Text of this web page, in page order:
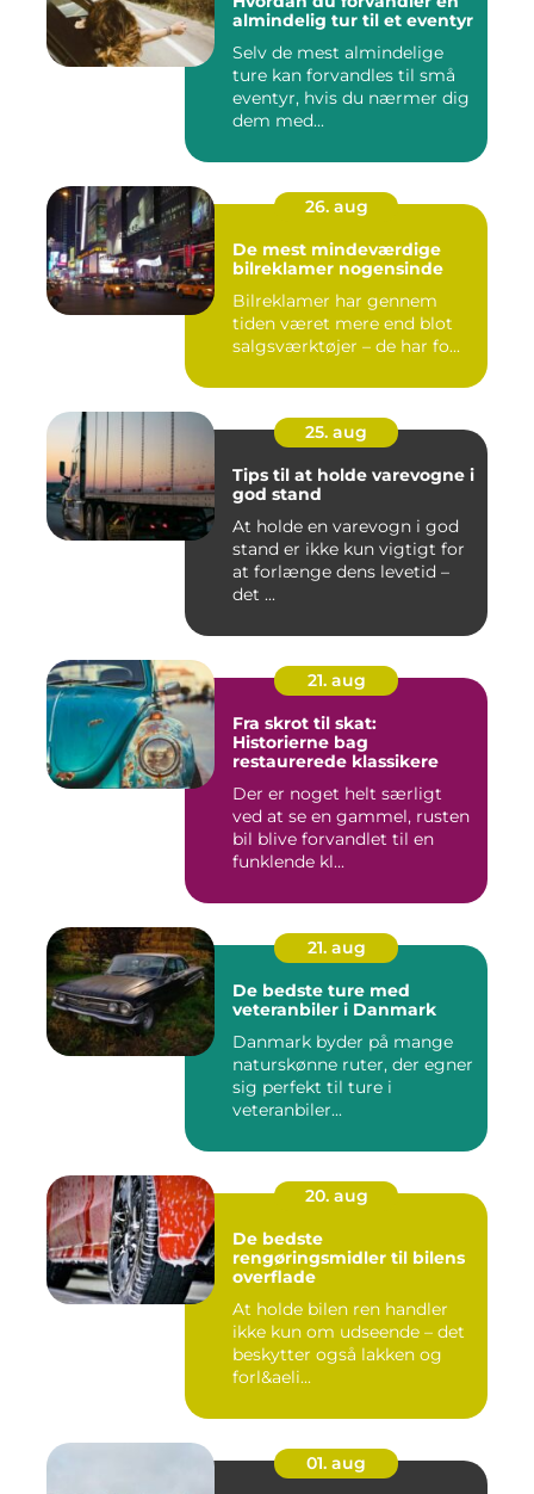
almindelig tur til et eventyr
Selv de mest almindelige
ture kan forvandles til små
eventyr, hvis du nærmer dig
dem med...
26. aug
De mest mindeværdige
bilreklamer nogensinde
Bilreklamer har gennem
tiden været mere end blot
salgsværktøjer – de har fo...
25. aug
Tips til at holde varevogne i
god stand
At holde en varevogn i god
stand er ikke kun vigtigt for
at forlænge dens levetid –
det ...
21. aug
Fra skrot til skat:
Historierne bag
restaurerede klassikere
Der er noget helt særligt
ved at se en gammel, rusten
bil blive forvandlet til en
funklende kl...
21. aug
De bedste ture med
veteranbiler i Danmark
Danmark byder på mange
naturskønne ruter, der egner
sig perfekt til ture i
veteranbiler...
20. aug
De bedste
rengøringsmidler til bilens
overflade
At holde bilen ren handler
ikke kun om udseende – det
beskytter også lakken og
forl&aeli...
01. aug